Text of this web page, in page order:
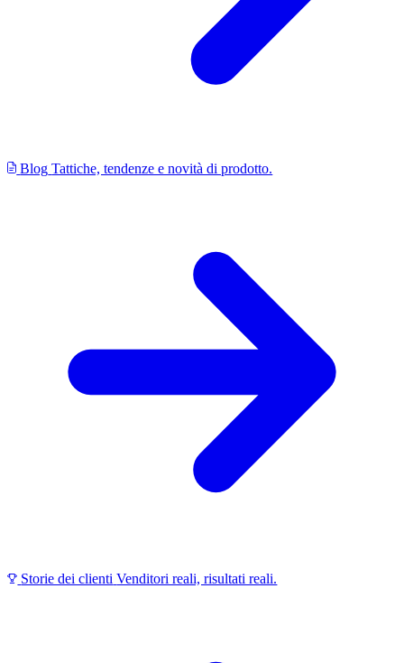
Blog Tattiche, tendenze e novità di prodotto.
Storie dei clienti Venditori reali, risultati reali.